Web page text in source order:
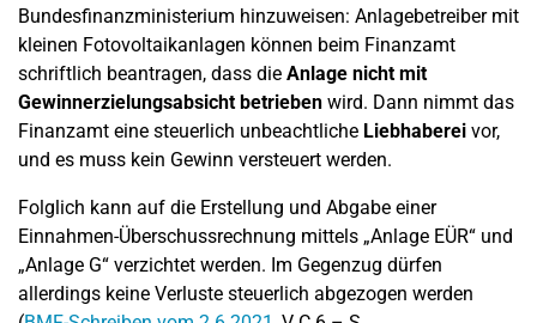
Bundesfinanzministerium hinzuweisen: Anlagebetreiber mit
kleinen Fotovoltaikanlagen können beim Finanzamt
schriftlich beantragen, dass die Anlage nicht mit
Gewinnerzielungsabsicht betrieben wird. Dann nimmt das
Finanzamt eine steuerlich unbeachtliche Liebhaberei vor,
und es muss kein Gewinn versteuert werden.
Folglich kann auf die Erstellung und Abgabe einer
Einnahmen-Überschussrechnung mittels „Anlage EÜR“ und
„Anlage G“ verzichtet werden. Im Gegenzug dürfen
allerdings keine Verluste steuerlich abgezogen werden